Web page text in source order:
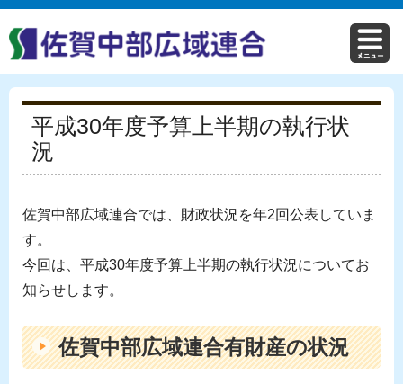
平成30年度予算上半期の執行状
況
佐賀中部広域連合では、財政状況を年2回公表していま
す。
今回は、平成30年度予算上半期の執行状況についてお
知らせします。
佐賀中部広域連合有財産の状況